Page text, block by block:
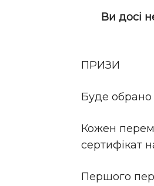
Ви досі
ПРИЗИ
Буде обрано
Кожен
сертифікат
Першого